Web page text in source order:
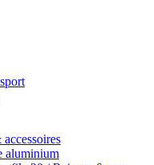
aluminium